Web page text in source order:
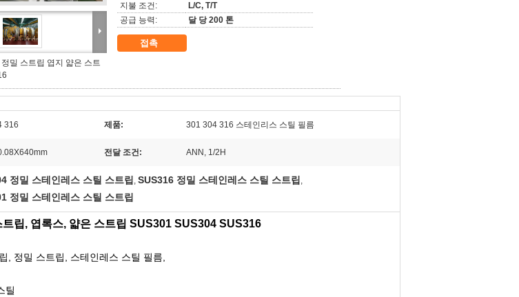
밀 스트립 엽지 얇은 스트
지불 조건:
L/C, T/T
공급 능력:
달 당 200 톤
접촉
316 제품: 301 304 316 스테인리스 스틸 필름
전달 조건: ANN, 1/2H
정밀 스테인레스 스틸 스트립 , SUS316 정밀 스테인레스 스틸 스트립 ,
정밀 스테인레스 스틸 스트립
립, 엽록스, 얇은 스트립 SUS301 SUS304 SUS316
, 정밀 스트립, 스테인레스 스틸 필름,
틸